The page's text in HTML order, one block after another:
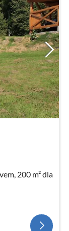
200 m² dla